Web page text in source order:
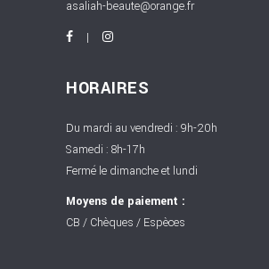
asaliah-beaute@orange.fr
HORAIRES
Du mardi au vendredi : 9h-20h
Samedi : 8h-17h
Fermé le dimanche et lundi
Moyens de paiement :
CB / Chèques / Espèces